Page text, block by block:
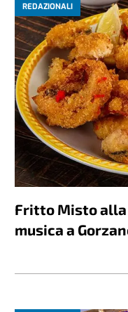
REDAZIONALI
Fritto Misto alla
musica a